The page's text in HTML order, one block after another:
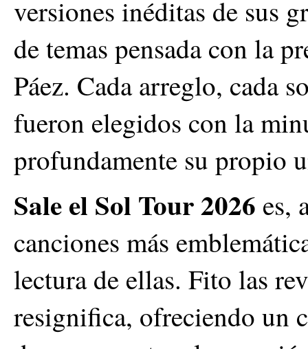
versiones inéditas de sus
de temas pensada con la
Páez. Cada arreglo, cada
fueron elegidos con la
profundamente su propio
Sale el Sol Tour 2026 es,
canciones más
lectura de ellas. Fito las
resignifica, ofreciendo un